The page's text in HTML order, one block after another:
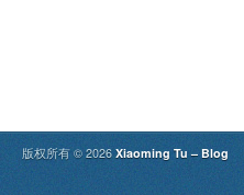
版权所有 © 2026 Xiaoming Tu – Blog